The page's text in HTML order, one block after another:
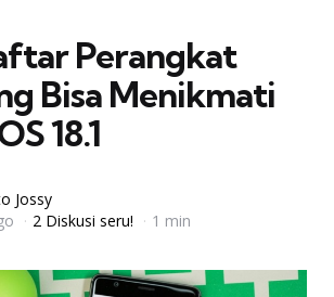
Perangkat
Bisa Menikmati
18.1
Jossy
2 Diskusi seru! 1 min